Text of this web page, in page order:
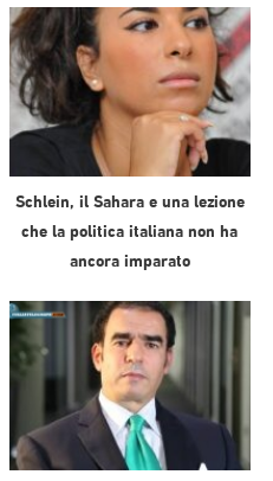
Schlein, il Sahara e una lezione
che la politica italiana non ha
ancora imparato